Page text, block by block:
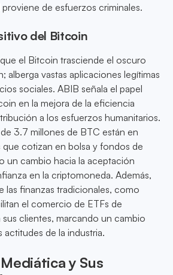
de esfuerzos criminales.
del Bitcoin
el Bitcoin trasciende el oscuro
alberga vastas aplicaciones legítimas
sociales. ABIB señala el papel
en la mejora de la eficiencia
a los esfuerzos humanitarios.
3.7 millones de BTC están en
que cotizan en bolsa y fondos de
un cambio hacia la aceptación
en la criptomoneda. Además,
las finanzas tradicionales, como
el comercio de ETFs de
clientes, marcando un cambio
actitudes de la industria.
y Sus